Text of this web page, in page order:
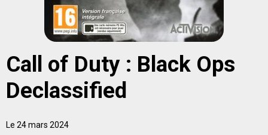
Call of Duty : Black Ops
Declassified
Le 24 mars 2024